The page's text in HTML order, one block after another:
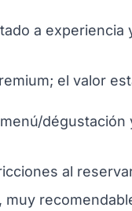
a experiencia
el valor
al
muy